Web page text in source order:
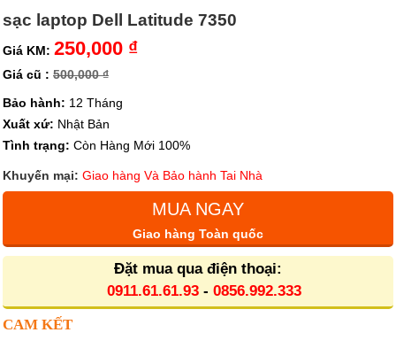
sạc laptop Dell Latitude 7350
Giá KM: 250,000 ₫
Giá cũ : 500,000 ₫
Bảo hành: 12 Tháng
Xuất xứ: Nhật Bản
Tình trạng: Còn Hàng Mới 100%
Khuyến mại: Giao hàng Và Bảo hành Tai Nhà
MUA NGAY
Giao hàng Toàn quốc
Đặt mua qua điện thoại:
0911.61.61.93- 0856.992.333
CAM KẾT